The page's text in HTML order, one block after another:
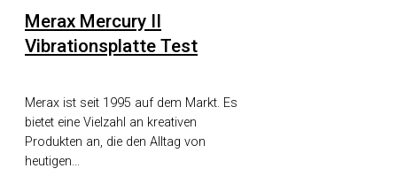
Merax Mercury II
Vibrationsplatte Test
Merax ist seit 1995 auf dem Markt. Es
bietet eine Vielzahl an kreativen
Produkten an, die den Alltag von
heutigen…